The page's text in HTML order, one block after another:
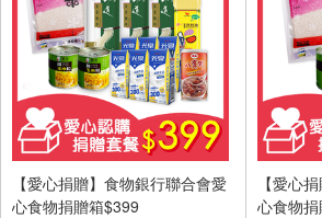
【愛心捐贈】食物銀行聯合會愛
心食物捐贈箱$399
【愛心
心食物